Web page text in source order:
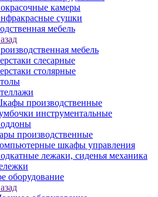
камеры
сушки
мебель
мебель
слесарные
столярные
производственные
инструментальные
производственные
шкафы управления
лежаки, сиденья механика
оборудование